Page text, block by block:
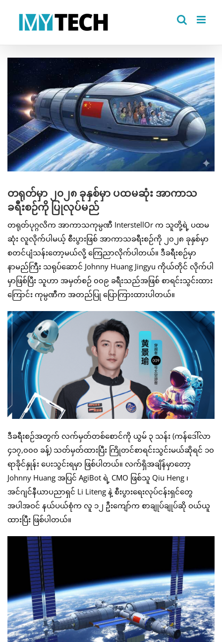
View
Larger
Image
တရုတ်မှာ ၂၀၂၈ ခုနှစ်မှာ ပထမဆုံး အာကာသ
ခရီးစဉ်ကို ပြုလုပ်မည်
တရုတ်ပုဂ္ဂလိက အာကာသကုမ္ပဏီ InterstellOr က သူတို့ရဲ့ ပထမ
ဆုံး လူလိုက်ပါမယ့် စီးပွားဖြစ် အာကာသခရီးစဉ်ကို ၂၀၂၈ ခုနှစ်မှာ
စတင်ပျံသန်းတော့မယ်လို့ ကြေညာလိုက်ပါတယ်။ ဒီခရီးစဉ်မှာ
နာမည်ကြီး သရုပ်ဆောင် Johnny Huang Jingyu ကိုယ်တိုင် လိုက်ပါ
မှာဖြစ်ပြီး သူဟာ အမှတ်စဉ် ၀၀၉ ခရီးသည်အဖြစ် စာရင်းသွင်းထား
ကြောင်း ကုမ္ပဏီက အတည်ပြု ပြောကြားထားပါတယ်။
ဒီခရီးစဉ်အတွက် လက်မှတ်တစ်စောင်ကို ယွမ် ၃ သန်း (ကန်ဒေါ်လာ
၄၁၇,၀၀၀ ခန့်) သတ်မှတ်ထားပြီး ကြိုတင်စာရင်းသွင်းမယ်ဆိုရင် ၁၀
ရာခိုင်နှုန်း ပေးသွင်းရမှာ ဖြစ်ပါတယ်။ လက်ရှိအချိန်မှာတော့
Johnny Huang အပြင် AgiBot ရဲ့ CMO ဖြစ်သူ Qiu Heng ၊
အင်ဂျင်နီယာပညာရှင် Li Liteng နဲ့ စီးပွားရေးလုပ်ငန်းရှင်တွေ
အပါအဝင် နယ်ပယ်စုံက လူ ၁၂ ဦးကျော်က စာချုပ်ချုပ်ဆို ဝယ်ယူ
ထားပြီး ဖြစ်ပါတယ်။